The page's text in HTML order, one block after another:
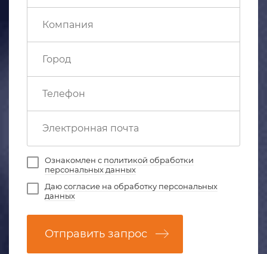
Ознакомлен с политикой обработки
персональных данных
Даюсогласие на обработку персональных
данных
Отправить запрос